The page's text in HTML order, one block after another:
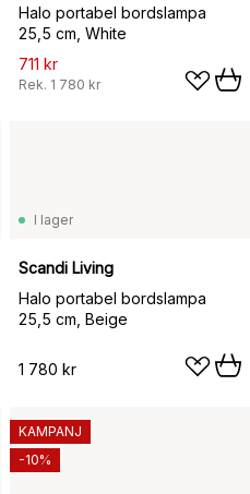
Halo portabel bordslampa
25,5 cm, White
711 kr
Rek. 1 780 kr
I lager
Scandi Living
Halo portabel bordslampa
25,5 cm, Beige
1 780 kr
KAMPANJ
-10%